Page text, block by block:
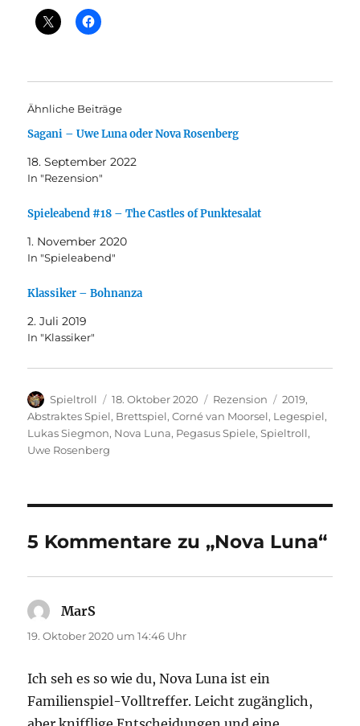
Ähnliche Beiträge
Sagani – Uwe Luna oder Nova Rosenberg
18. September 2022
In "Rezension"
Spieleabend #18 – The Castles of Punktesalat
1. November 2020
In "Spieleabend"
Klassiker – Bohnanza
2. Juli 2019
In "Klassiker"
Autor
Spieltroll
Veröffentlicht
am
18. Oktober 2020 Kategorien
Rezension Schlagwörter
2019,
Abstraktes Spiel, Brettspiel,Corné van Moorsel, Legespiel,
Lukas Siegmon, Nova Luna, Pegasus Spiele,Spieltroll,
Uwe Rosenberg
5 Kommentare zu „Nova Luna“
MarS
19. Oktober 2020 um 14:46 Uhr
Ich seh es so wie du, Nova Luna ist ein
Familienspiel-Volltreffer. Leicht zugänglich,